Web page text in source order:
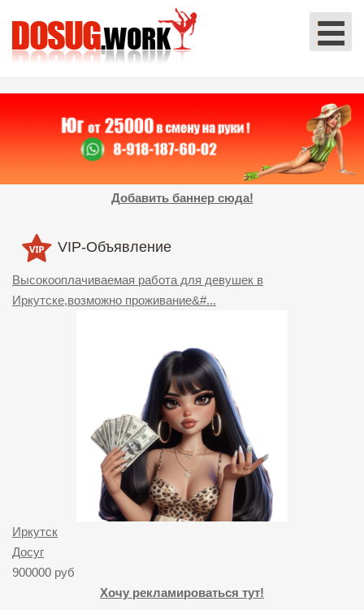
Добавить баннер сюда!
VIP-Объявление
Высокооплачиваемая работа для девушек в
Иркутске,возможно проживание&#...
Иркутск
Досуг
900000 руб
Хочу рекламироваться тут!